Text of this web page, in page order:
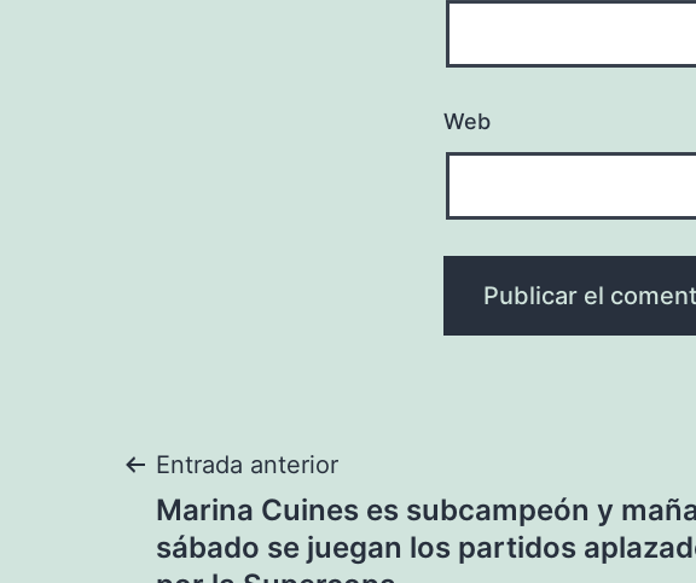
Web
Navegación
de
Entrada anterior
Marina Cuines es subcampeón y
sábado se juegan los partidos